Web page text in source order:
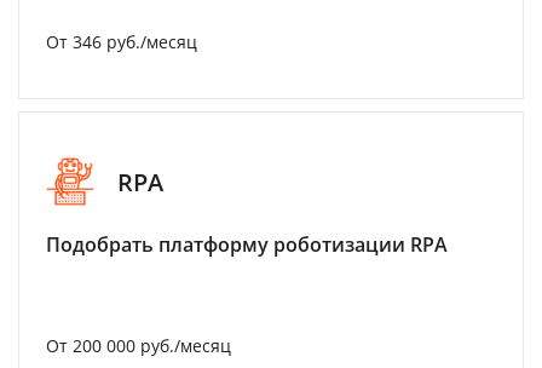
От 346 руб./месяц
RPA
Подобрать платформу роботизации RPA
От 200 000 руб./месяц